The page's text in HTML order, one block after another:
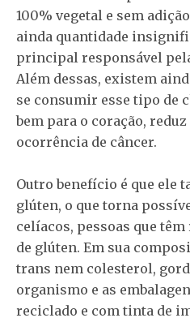
100% vegetal e sem
ainda quantidade
principal responsável
Além dessas, existem
se consumir esse tipo de
bem para o coração,
ocorrência de câncer.
Outro benefício é que ele
glúten, o que torna
celíacos, pessoas que
de glúten. Em sua
trans nem colesterol,
organismo e as
reciclado e com tinta de